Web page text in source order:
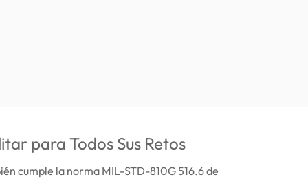
para Todos Sus Retos
cumple la norma MIL-STD-810G 516.6 de